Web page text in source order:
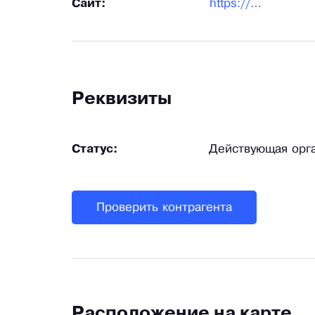
Сайт: https://888-plus.com/
Реквизиты
Статус: Действующая
Проверить контрагента